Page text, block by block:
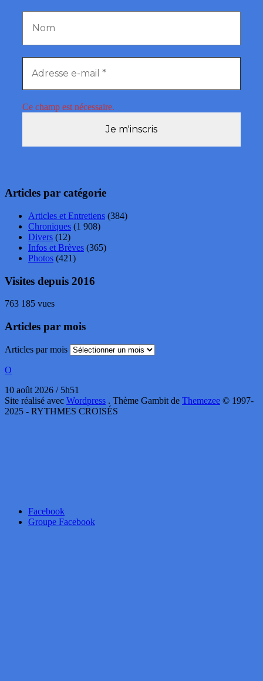
Ce champ est nécessaire.
Articles par catégorie
Articles et Entretiens (384)
Chroniques (1 908)
Divers (12)
Infos et Brèves (365)
Photos (421)
Visites depuis 2016
763 185 vues
Articles par mois
Articles par mois
O
10 août 2026 / 5h51
Site réalisé avec Wordpress . Thème Gambit de Themezee © 1997-
2025 - RYTHMES CROISÉS
Facebook
Groupe Facebook